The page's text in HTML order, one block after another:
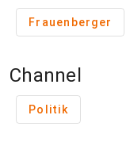
Frauenberger
Channel
Politik